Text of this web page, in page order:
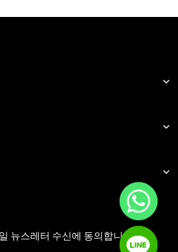
뉴스레터 수신에 동의합니다.